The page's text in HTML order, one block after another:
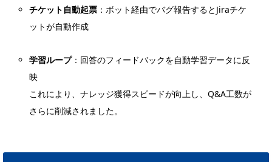
チケット自動起票 ：ボット経由でバグ報告するとJiraチケ
ットが自動作成
学習ループ：回答のフィードバックを自動学習データに反
映
これにより、ナレッジ獲得スピードが向上し、Q&A工数が
さらに削減されました。